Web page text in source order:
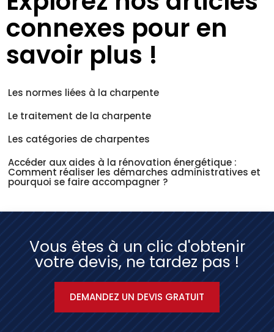
connexes pour en
savoir plus !
Les normes liées à la charpente
Le traitement de la charpente
Les catégories de charpentes
Accéder aux aides à la rénovation énergétique :
Comment réaliser les démarches administratives et
pourquoi se faire accompagner ?
Vous êtes à un clic d'obtenir
votre devis, ne tardez pas !
DEMANDEZ UN DEVIS GRATUIT